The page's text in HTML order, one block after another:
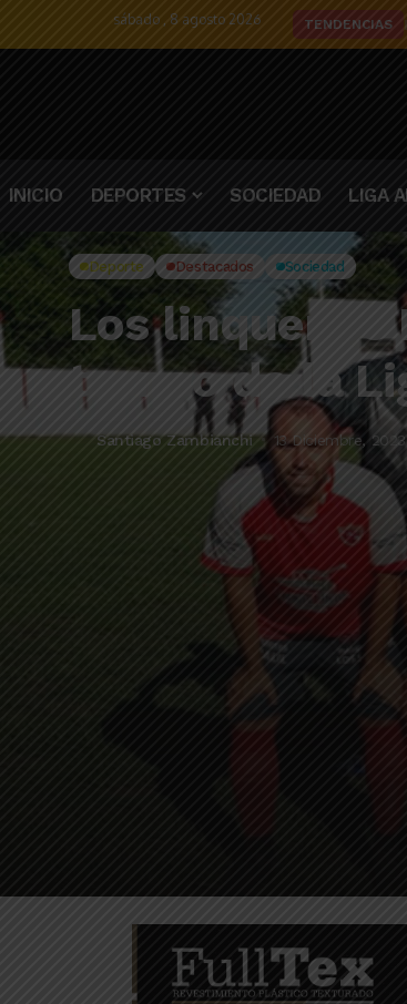
sábado , 8 agosto 2026 TENDENCIAS
INICIO DEPORTES SOCIEDAD LIGA
Deporte Destacados Sociedad
Los linqueños
torneo de la
Santiago Zambianchi 13 Diciembre, 2023